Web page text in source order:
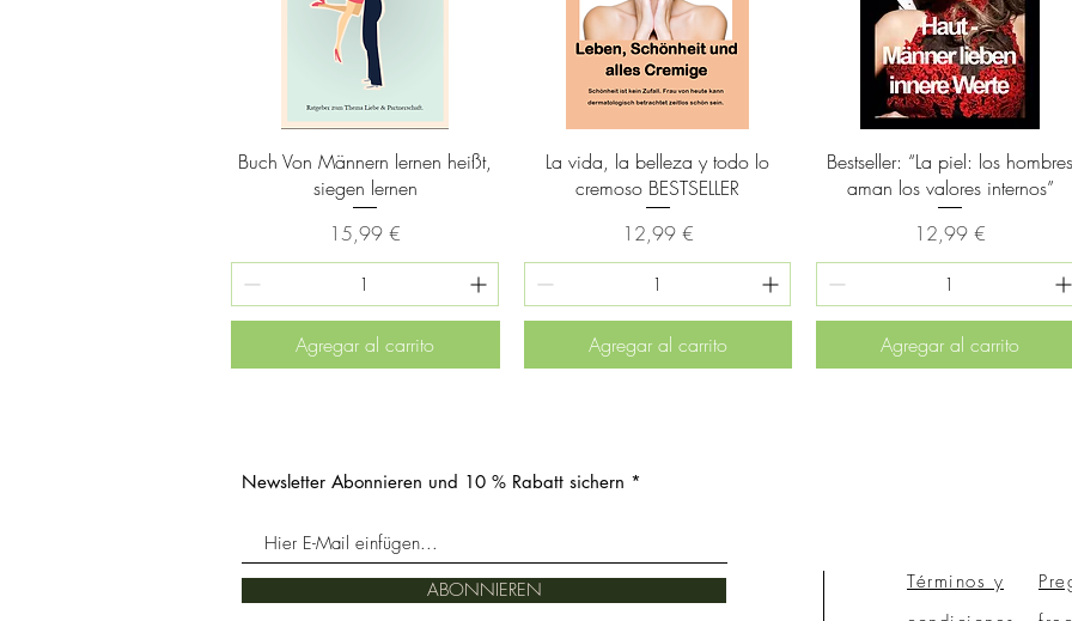
Vista rápida
Buch Von Männern lernen heißt,
siegen lernen
Precio
15,99 €
Agregar al carrito
Vista rápida
La vida, la belleza y todo lo
cremoso BESTSELLER
Precio
12,99 €
Agregar al carrito
Vista rápida
Bestseller: “La piel: los hombres
aman los valores internos”
Precio
12,99 €
Agregar al carrito
Newsletter Abonnieren und 10 % Rabatt sichern
ABONNIEREN
Términos y